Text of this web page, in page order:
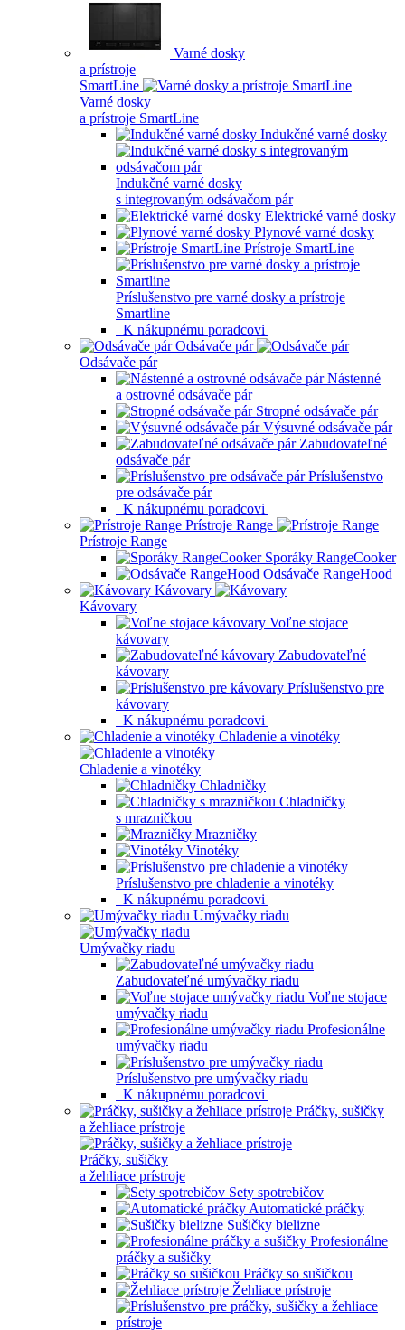
Varné dosky
a prístroje
SmartLine
Varné dosky
a prístroje SmartLine
Indukčné varné dosky
Indukčné varné dosky
s integrovaným odsávačom pár
Elektrické varné dosky
Plynové varné dosky
Prístroje SmartLine
Príslušenstvo pre varné dosky a prístroje
Smartline
K nákupnému poradcovi
Odsávače pár
Odsávače pár
Nástenné
a ostrovné odsávače pár
Stropné odsávače pár
Výsuvné odsávače pár
Zabudovateľné
odsávače pár
Príslušenstvo
pre odsávače pár
K nákupnému poradcovi
Prístroje Range
Prístroje Range
Sporáky RangeCooker
Odsávače RangeHood
Kávovary
Kávovary
Voľne stojace
kávovary
Zabudovateľné
kávovary
Príslušenstvo pre
kávovary
K nákupnému poradcovi
Chladenie a vinotéky
Chladenie a vinotéky
Chladničky
Chladničky
s mrazničkou
Mrazničky
Vinotéky
Príslušenstvo pre chladenie a vinotéky
K nákupnému poradcovi
Umývačky riadu
Umývačky riadu
Zabudovateľné umývačky riadu
Voľne stojace
umývačky riadu
Profesionálne
umývačky riadu
Príslušenstvo pre umývačky riadu
K nákupnému poradcovi
Práčky, sušičky
a žehliace prístroje
Práčky, sušičky
a žehliace prístroje
Sety spotrebičov
Automatické práčky
Sušičky bielizne
Profesionálne
práčky a sušičky
Práčky so sušičkou
Žehliace prístroje